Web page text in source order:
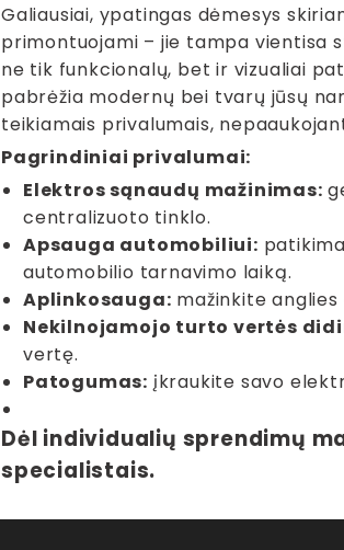
Galiausiai, ypatingas dėmesys
primontuojami – jie tampa vientisa
ne tik funkcionalų, bet ir vizualiai
pabrėžia modernų bei tvarų jūsų
teikiamais privalumais,
Pagrindiniai privalumai:
Elektros sąnaudų mažinimas:
centralizuoto tinklo.
Apsauga automobiliui:
automobilio tarnavimo laiką.
Aplinkosauga: mažinkite
Nekilnojamojo turto vertės
vertę.
Patogumas: įkraukite savo
Dėl individualių sprendimų
specialistais.